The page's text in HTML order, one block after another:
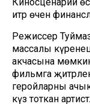
итәр өчен
Режиссер
массалы
акчасына
фильмга
геройларны
күз тоткан